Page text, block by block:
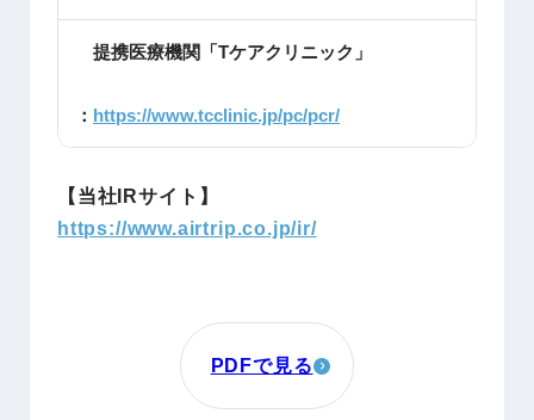
提携医療機関「Tケアクリニック」
： https://www.tcclinic.jp/pc/pcr/
【当社IRサイト】
https://www.airtrip.co.jp/ir/
PDFで見る